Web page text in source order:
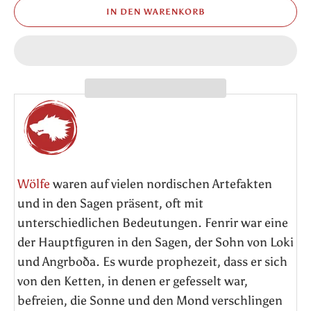
IN DEN WARENKORB
Wölfe waren auf vielen nordischen Artefakten
und in den Sagen präsent, oft mit
unterschiedlichen Bedeutungen. Fenrir war eine
der Hauptfiguren in den Sagen, der Sohn von Loki
und Angrboða. Es wurde prophezeit, dass er sich
von den Ketten, in denen er gefesselt war,
befreien, die Sonne und den Mond verschlingen